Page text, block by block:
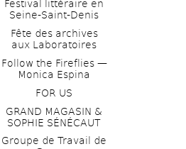
Festival littéraire en
Seine-Saint-Denis
Fête des archives
aux Laboratoires
Follow the Fireflies —
Monica Espina
FOR US
GRAND MAGASIN &
SOPHIE SÉNÉCAUT
Groupe de Travail de